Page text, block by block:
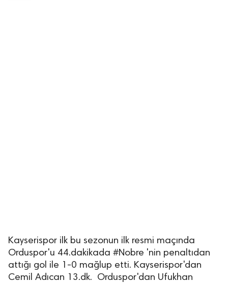
Kayserispor ilk bu sezonun ilk resmi maçında
Orduspor'u 44.dakikada #Nobre 'nin penaltıdan
attığı gol ile 1-0 mağlup etti. Kayserispor'dan
Cemil Adıcan 13.dk. Orduspor'dan Ufukhan